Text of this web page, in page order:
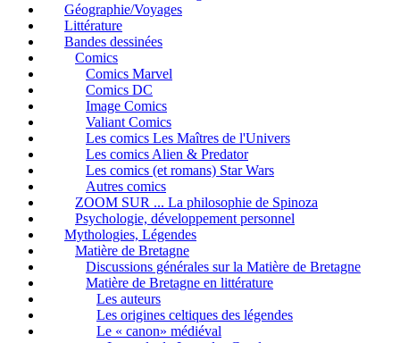
Géographie/Voyages
Littérature
Bandes dessinées
Comics
Comics Marvel
Comics DC
Image Comics
Valiant Comics
Les comics Les Maîtres de l'Univers
Les comics Alien & Predator
Les comics (et romans) Star Wars
Autres comics
ZOOM SUR ... La philosophie de Spinoza
Psychologie, développement personnel
Mythologies, Légendes
Matière de Bretagne
Discussions générales sur la Matière de Bretagne
Matière de Bretagne en littérature
Les auteurs
Les origines celtiques des légendes
Le « canon» médiéval